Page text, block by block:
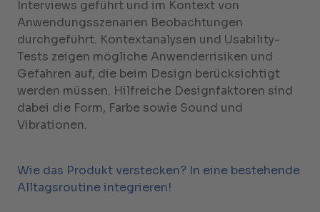
Interviews geführt und im Kontext von
Anwendungsszenarien Beobachtungen
durchgeführt. Kontextanalysen und Usability-
Tests zeigen mögliche Anwenderrisiken und
Gefahren auf, die beim Design berücksichtigt
werden müssen. Hilfreiche Designfaktoren sind
dabei die Form, Farbe sowie Sound und
Vibrationen.
Wie das Produkt verstecken? In eine bestehende
Alltagsroutine integrieren!